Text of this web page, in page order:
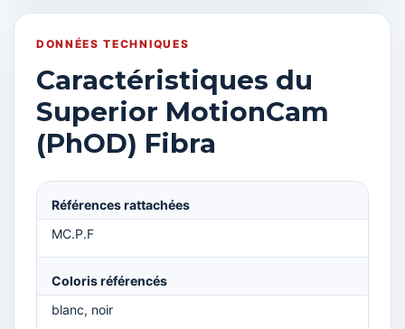
DONNÉES TECHNIQUES
Caractéristiques du
Superior MotionCam
(PhOD) Fibra
Références rattachées
MC.P.F
Coloris référencés
blanc, noir